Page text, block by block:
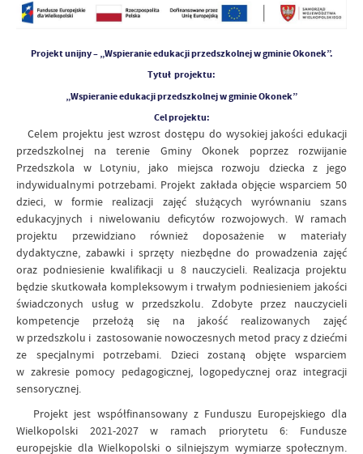
Projekt unijny – „Wspieranie edukacji przedszkolnej w gminie Okonek”.
Tytuł projektu:
„Wspieranie edukacji przedszkolnej w gminie Okonek”
Cel projektu:
Celem projektu jest wzrost dostępu do wysokiej jakości edukacji
przedszkolnej na terenie Gminy Okonek poprzez rozwijanie
Przedszkola w Lotyniu, jako miejsca rozwoju dziecka z jego
indywidualnymi potrzebami. Projekt zakłada objęcie wsparciem 50
dzieci, w formie realizacji zajęć służących wyrównaniu szans
edukacyjnych i niwelowaniu deficytów rozwojowych. W ramach
projektu przewidziano również doposażenie w materiały
dydaktyczne, zabawki i sprzęty niezbędne do prowadzenia zajęć
oraz podniesienie kwalifikacji u 8 nauczycieli. Realizacja projektu
będzie skutkowała kompleksowym i trwałym podniesieniem jakości
świadczonych usług w przedszkolu. Zdobyte przez nauczycieli
kompetencje przełożą się na jakość realizowanych zajęć
w przedszkolu i zastosowanie nowoczesnych metod pracy z dziećmi
ze specjalnymi potrzebami. Dzieci zostaną objęte wsparciem
w zakresie pomocy pedagogicznej, logopedycznej oraz integracji
sensorycznej.
Projekt jest współfinansowany z Funduszu Europejskiego dla
Wielkopolski 2021-2027 w ramach priorytetu 6: Fundusze
europejskie dla Wielkopolski o silniejszym wymiarze społecznym.